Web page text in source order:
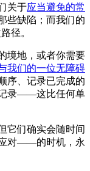
关于应当避免的常
些缺陷；而我们的
径。
境地，或者你需要
我们的一位无障碍
序、记录已完成的
记录——这比任何单
它们确实会随时间
对——的时机，永